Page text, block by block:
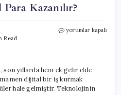
Kazanılır?
Read
İnternetten
yorumlar kapalı
yıllarda hem ek gelir elde
dijital bir iş kurmak
hale gelmiştir. Teknolojinin